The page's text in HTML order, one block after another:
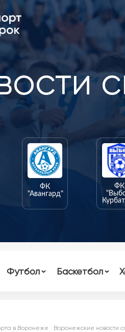
ФК
"Авангард"
ФК
Футбол Баскетбол
в Воронеже Воронежские новости